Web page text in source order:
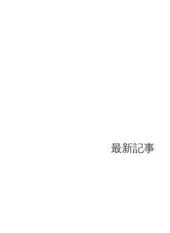
最新記事